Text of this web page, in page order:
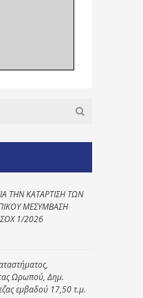
ΤΗΝ ΚΑΤΑΡΤΙΣΗ ΤΩΝ
ΜΕΣΥΜΒΑΣΗ
1/2026
Ωρωπού, Δημ.
εμβαδού 17,50 τ.μ.